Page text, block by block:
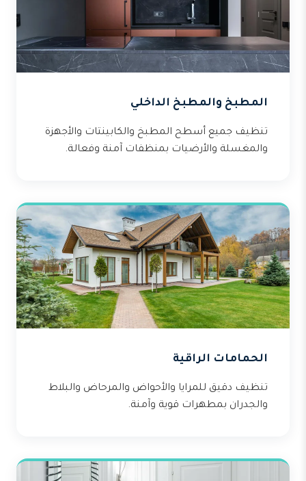
المطبخ والمطبخ الداخلي
تنظيف جميع أسطح المطبخ والكابينتات والأجهزة
والمغسلة والأرضيات بمنظفات آمنة وفعالة.
الحمامات الراقية
تنظيف دقيق للمرايا والأحواض والمرحاض والبلاط
والجدران بمطهرات قوية وآمنة.